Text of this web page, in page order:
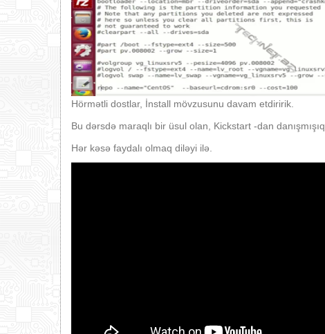
Hörmətli dostlar, İnstall mövzusunu davam etdiririk.
Bu dərsdə maraqlı bir üsul olan, Kickstart -dan danışmışıq.
Hər kəsə faydalı olmaq diləyi ilə.